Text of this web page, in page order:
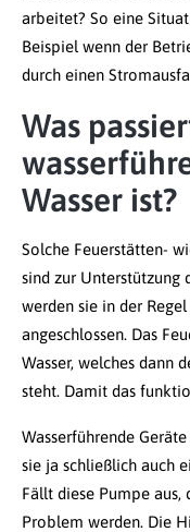
arbeitet? So eine
Beispiel wenn der
durch einen
Was
Wasser ist?
Solche Feuerstätten-
sind zur Unterstützung
werden sie in der
angeschlossen. Das
Wasser, welches dann
steht. Damit das
Wasserführende
sie ja schließlich auch
Fällt diese Pumpe aus,
Problem werden. Die